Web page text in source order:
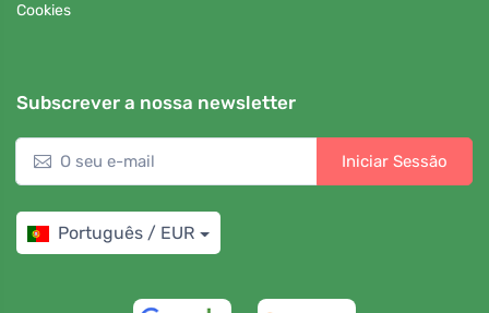
Cookies
Subscrever a nossa newsletter
Iniciar Sessão
Português / EUR